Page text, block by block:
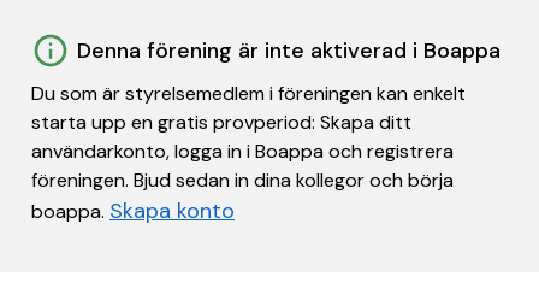
Denna förening är inte aktiverad i Boappa
Du som är styrelsemedlem i föreningen kan enkelt
starta upp en gratis provperiod: Skapa ditt
användarkonto, logga in i Boappa och registrera
föreningen. Bjud sedan in dina kollegor och börja
boappa. Skapa konto